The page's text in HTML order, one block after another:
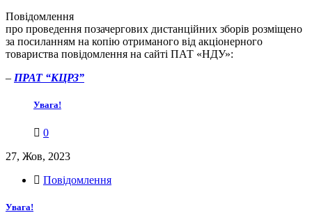
Повідомлення
про проведення позачергових дистанційних зборів розміщено
за посиланням на копію отриманого від акціонерного
товариства повідомлення на сайті ПАТ «НДУ»:
– ПРАТ “КЦРЗ”
Увага!
0
27, Жов, 2023
Повідомлення
Увага!